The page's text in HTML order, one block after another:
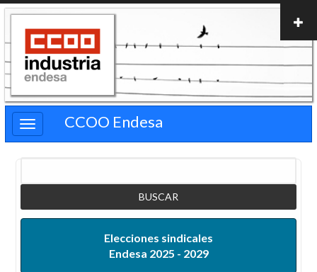
Pasar
contenido
principal
CCOO Endesa
Elecciones sindicales
Endesa 2025 - 2029